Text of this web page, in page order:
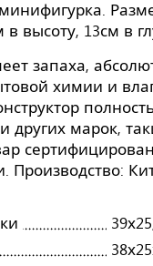
высоту, 13см в
запаха,
химии и
других марок,
Производство: